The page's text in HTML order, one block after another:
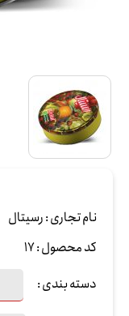
نام تجاری :رسیتال
کد محصول :17
دسته بندی :